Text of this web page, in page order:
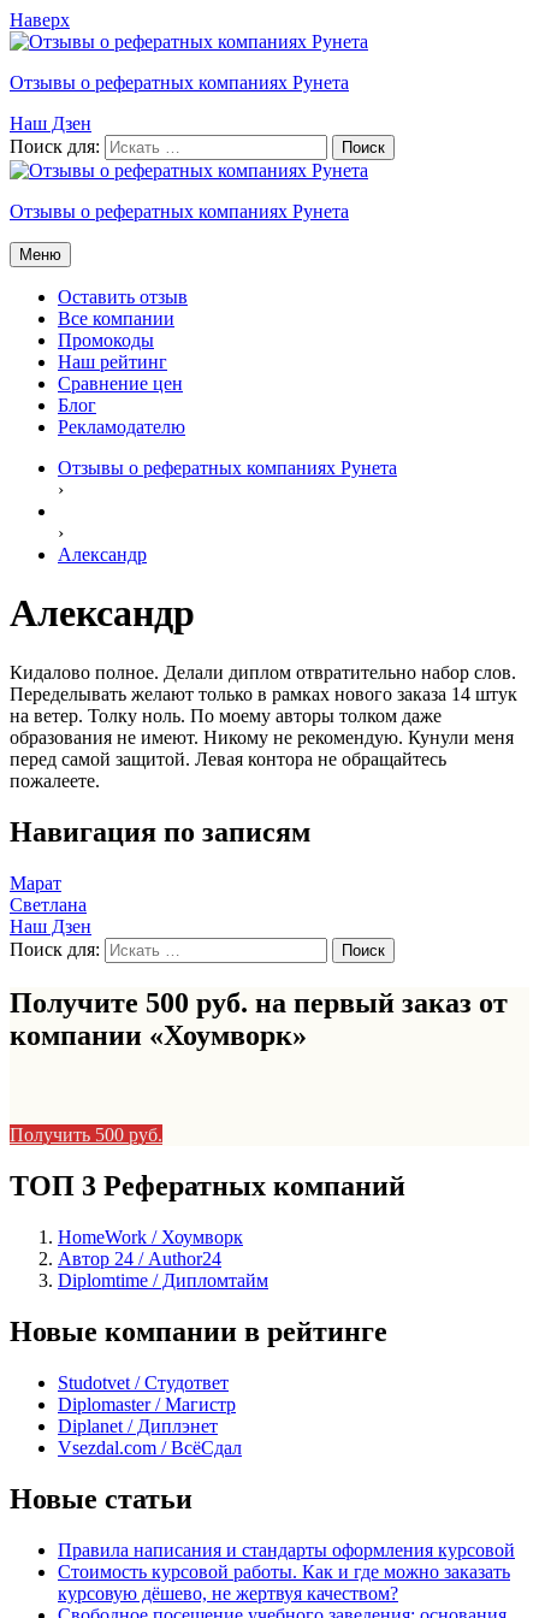
Наверх
Отзывы о рефератных компаниях Рунета
Наш Дзен
Поиск для:
Отзывы о рефератных компаниях Рунета
Меню
Оставить отзыв
Все компании
Промокоды
Наш рейтинг
Сравнение цен
Блог
Рекламодателю
Отзывы о рефератных компаниях Рунета
›
›
Александр
Александр
Кидалово полное. Делали диплом отвратительно набор слов.
Переделывать желают только в рамках нового заказа 14 штук
на ветер. Толку ноль. По моему авторы толком даже
образования не имеют. Никому не рекомендую. Кунули меня
перед самой защитой. Левая контора не обращайтесь
пожалеете.
Навигация по записям
Марат
Светлана
Наш Дзен
Поиск для:
Получите 500 руб. на первый заказ от
компании «Хоумворк»
Получить 500 руб.
ТОП 3 Рефератных компаний
HomeWork / Хоумворк
Автор 24 / Author24
Diplomtime / Дипломтайм
Новые компании в рейтинге
Studotvet / Студответ
Diplomaster / Магистр
Diplanet / Диплэнет
Vsezdal.com / ВсёСдал
Новые статьи
Правила написания и стандарты оформления курсовой
Стоимость курсовой работы. Как и где можно заказать
курсовую дёшево, не жертвуя качеством?